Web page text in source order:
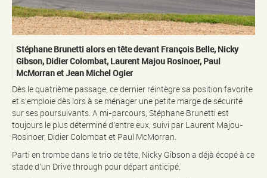
Stéphane Brunetti alors en tête devant François Belle, Nicky
Gibson, Didier Colombat, Laurent Majou Rosinoer, Paul
McMorran et Jean Michel Ogier
Dès le quatrième passage, ce dernier réintègre sa position favorite
et s’emploie dès lors à se ménager une petite marge de sécurité
sur ses poursuivants. A mi-parcours, Stéphane Brunetti est
toujours le plus déterminé d’entre eux, suivi par Laurent Majou-
Rosinoer, Didier Colombat et Paul McMorran.
Parti en trombe dans le trio de tête, Nicky Gibson a déjà écopé à ce
stade d’un Drive through pour départ anticipé.